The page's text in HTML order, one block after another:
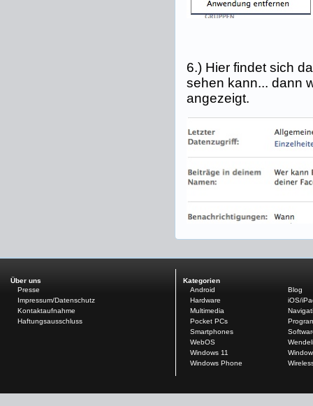
6.) Hier findet sich
sehen kann... dann
angezeigt.
Über uns
Presse
Impressum/Datenschutz
Kontaktaufnahme
Haftungsausschluss
Kategorien
Android
Blog
Hardware
iOS/
Multimedia
Pocket PCs
Smartphones
WebOS
Windows 11
Windows Phone